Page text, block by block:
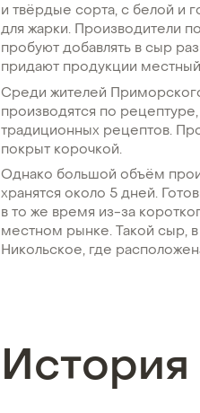
и твёрдые сорта, с белой и
для жарки. Производители
пробуют добавлять в сыр
придают продукции
Среди жителей
производятся по
традиционных рецептов.
покрыт корочкой.
Однако большой объём
хранятся около 5 дней.
в то же время из-за
местном рынке. Такой сыр,
Никольское, где
История